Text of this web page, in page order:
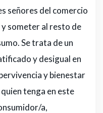
señores del comercio
someter al resto de
Se trata de un
y desigual en
y bienestar
tenga en este
a,